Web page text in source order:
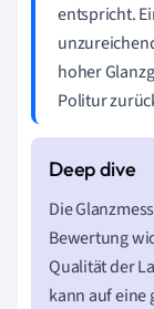
entspricht.
hoher
Politur
Die
Bewertung
Qualität der
kann auf eine